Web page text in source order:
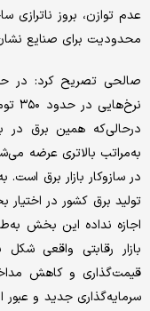
عدم توازن، بروز
محدودیت برای صنایع
صالحی تصریح کرد: در
درحالی‌که همین برق در
به‌مراتب بالاتری عرضه
در سازوکار بازار برق
تولید برق کشور در
اجازه نداده این بخش
بازار رقابتی واقعی
قیمت‌گذاری و کاهش
سرمایه‌گذاری جدید و عبور